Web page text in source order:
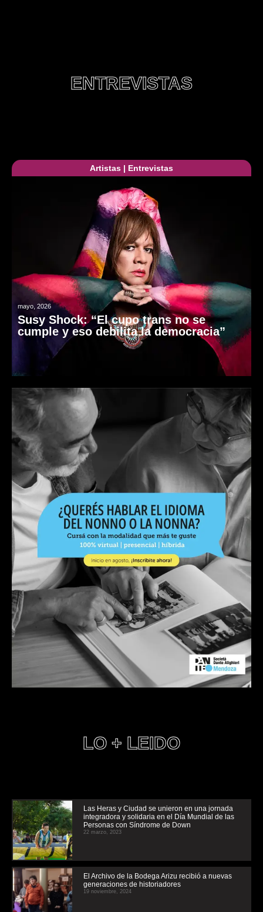
ENTREVISTAS
Artistas | Entrevistas
mayo, 2026
Susy Shock: “El cupo trans no se
cumple y eso debilita la democracia”
LO + LEIDO
Las Heras y Ciudad se unieron en una jornada
integradora y solidaria en el Día Mundial de las
Personas con Síndrome de Down
22 marzo, 2023
El Archivo de la Bodega Arizu recibió a nuevas
generaciones de historiadores
19 noviembre, 2024